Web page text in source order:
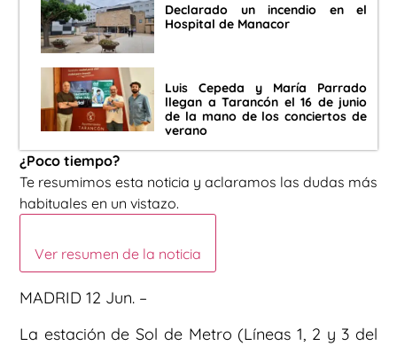
Declarado un incendio en el
Hospital de Manacor
Luis Cepeda y María Parrado
llegan a Tarancón el 16 de junio
de la mano de los conciertos de
verano
¿Poco tiempo?
Te resumimos esta noticia y aclaramos las dudas más
habituales en un vistazo.
Ver resumen de la noticia
MADRID 12 Jun. –
La estación de Sol de Metro (Líneas 1, 2 y 3 del